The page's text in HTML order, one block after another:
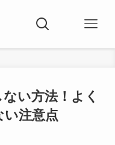
い方法！よく
い注意点